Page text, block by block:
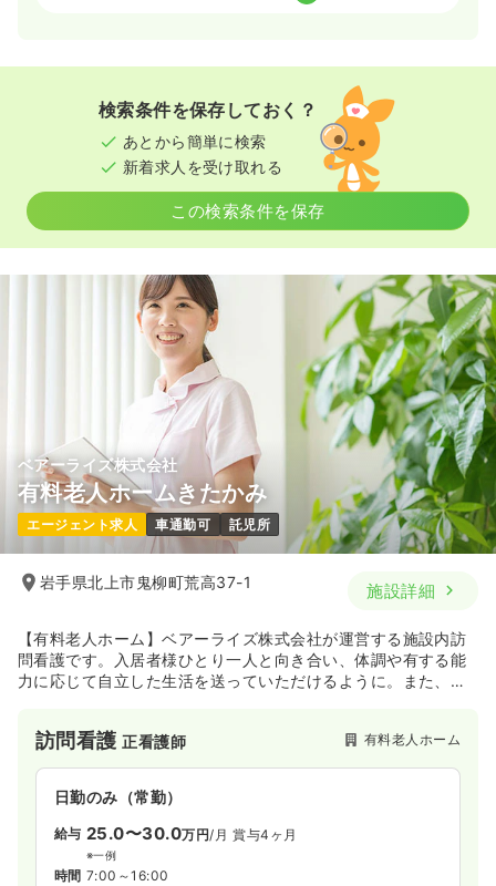
8:30～17:30（休憩60分）
年間休日120日
4週8休以上
担当業務未経験可
ブランク可
新卒可 第二新卒可 月給28万円以上可
気になる 詳細を見る
検索条件を保存しておく？
あとから簡単に検索
新着求人を受け取れる
この検索条件を保存
ベアーライズ株式会社
有料老人ホームきたかみ
エージェント求人 車通勤可 託児所
岩手県北上市鬼柳町荒高37-1 施設詳細
【有料老人ホーム】ベアーライズ株式会社が運営する施設内訪
問看護です。入居者様ひとり一人と向き合い、体調や有する能
力に応じて自立した生活を送っていただけるように。また、医
訪問看護正看護師 有料老人ホーム
日勤のみ（常勤）
給与 25.0〜30.0万円/月 賞与4ヶ月
※一例
時間 7:00～16:00